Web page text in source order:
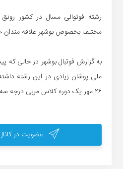
رشته فوتوالی مسال در کشور
مختلف بخصوص بوشهر علاقه مندان
به گزارش فوتبال بوشهر در حالی
۲۶ مهر یک دوره کلاس مربی درجه سه در بوشهر آغاز شود.
عضویت در